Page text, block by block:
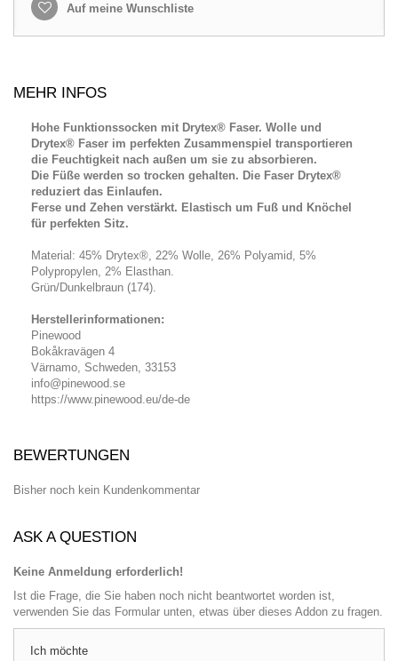
Auf meine Wunschliste
MEHR INFOS
Hohe Funktionssocken mit Drytex® Faser. Wolle und
Drytex® Faser im perfekten Zusammenspiel transportieren
die Feuchtigkeit nach außen um sie zu absorbieren.
Die Füße werden so trocken gehalten. Die Faser Drytex®
reduziert das Einlaufen.
Ferse und Zehen verstärkt. Elastisch um Fuß und Knöchel
für perfekten Sitz.
Material: 45% Drytex®, 22% Wolle, 26% Polyamid, 5%
Polypropylen, 2% Elasthan.
Grün/Dunkelbraun (174).
Herstellerinformationen:
Pinewood
Bokåkravägen 4
Värnamo, Schweden, 33153
info@pinewood.se
https://www.pinewood.eu/de-de
BEWERTUNGEN
Bisher noch kein Kundenkommentar
ASK A QUESTION
Keine Anmeldung erforderlich!
Ist die Frage, die Sie haben noch nicht beantwortet worden ist,
verwenden Sie das Formular unten, etwas über dieses Addon zu fragen.
Ich möchte